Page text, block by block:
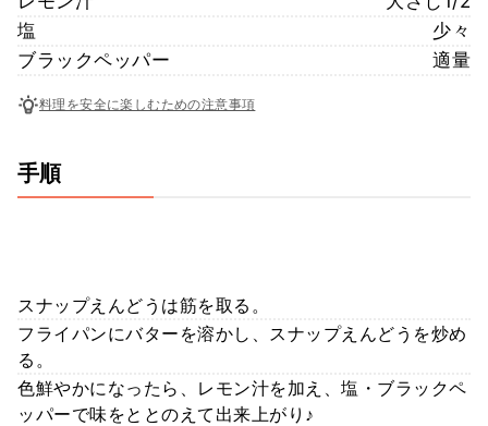
塩
少々
ブラックペッパー
適量
料理を安全に楽しむための注意事項
手順
スナップえんどうは筋を取る。
フライパンにバターを溶かし、スナップえんどうを炒め
る。
色鮮やかになったら、レモン汁を加え、塩・ブラックペ
ッパーで味をととのえて出来上がり♪